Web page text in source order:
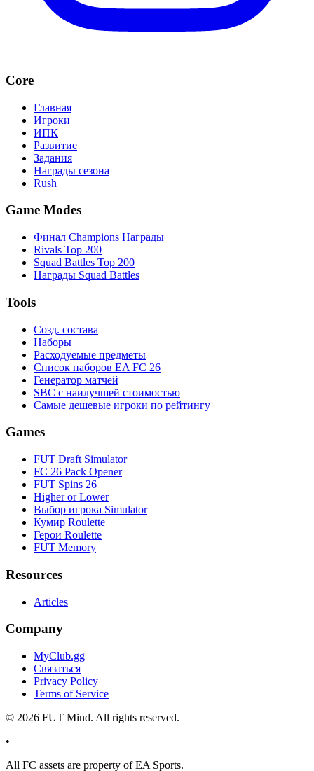
Core
Главная
Игроки
ИПК
Развитие
Задания
Награды сезона
Rush
Game Modes
Финал Champions Награды
Rivals Top 200
Squad Battles Top 200
Награды Squad Battles
Tools
Созд. состава
Наборы
Расходуемые предметы
Список наборов EA FC 26
Генератор матчей
SBC с наилучшей стоимостью
Самые дешевые игроки по рейтингу
Games
FUT Draft Simulator
FC 26 Pack Opener
FUT Spins 26
Higher or Lower
Выбор игрока Simulator
Кумир Roulette
Герои Roulette
FUT Memory
Resources
Articles
Company
MyClub.gg
Связаться
Privacy Policy
Terms of Service
© 2026 FUT Mind. All rights reserved.
•
All FC assets are property of EA Sports.